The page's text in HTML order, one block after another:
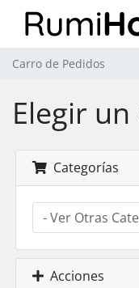
Carro de Pedidos
Elegir
Categorías
Acciones